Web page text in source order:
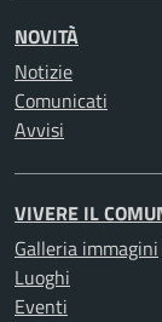
NOVITÀ
Notizie
Comunicati
Avvisi
VIVERE IL
Galleria immagini
Luoghi
Eventi